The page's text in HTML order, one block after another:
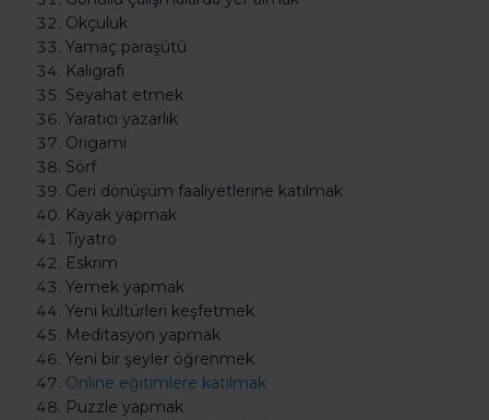
Okçuluk
Yamaç paraşütü
Kaligrafi
Seyahat etmek
Yaratıcı yazarlık
Origami
Sörf
Geri dönüşüm faaliyetlerine katılmak
Kayak yapmak
Tiyatro
Eskrim
Yemek yapmak
Yeni kültürleri keşfetmek
Meditasyon yapmak
Yeni bir şeyler öğrenmek
Online eğitimlere katılmak
Puzzle yapmak